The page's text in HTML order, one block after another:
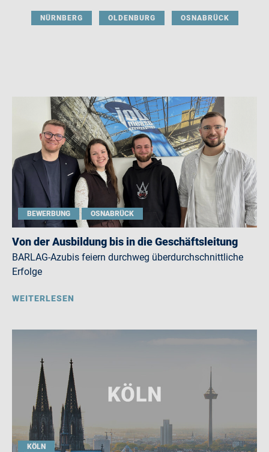
NÜRNBERG OLDENBURG OSNABRÜCK
BEWERBUNG OSNABRÜCK
Von der Ausbildung bis in die Geschäftsleitung
BARLAG-Azubis feiern durchweg überdurchschnittliche
Erfolge
WEITERLESEN
KÖLN